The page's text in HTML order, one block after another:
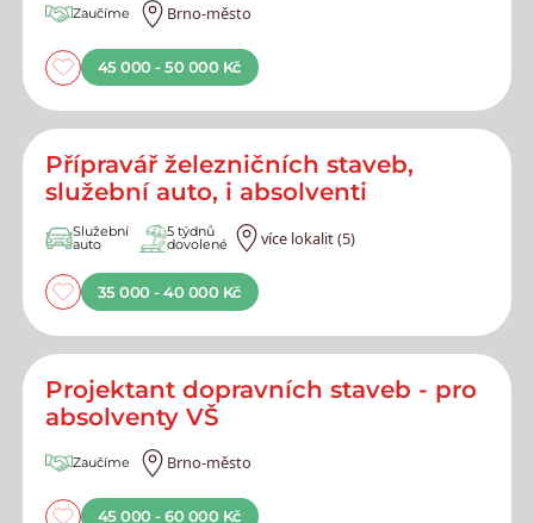
Zaučíme Brno-město
45 000 - 50 000 Kč
Přípravář železničních staveb,
služební auto, i absolventi
Služební
auto
5 týdnů
dovolené více lokalit (5)
35 000 - 40 000 Kč
Projektant dopravních staveb - pro
absolventy VŠ
Zaučíme Brno-město
45 000 - 60 000 Kč